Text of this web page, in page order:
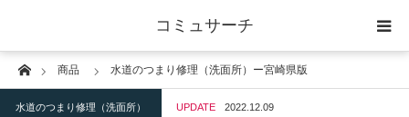
コミュサーチ
Home商品 水道のつまり修理（洗面所）ー宮崎県版
水道のつまり修理（洗面所） UPDATE 2022.12.09
ホーム